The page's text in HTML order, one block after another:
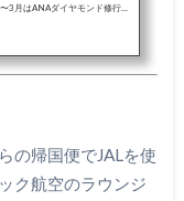
3月はANAダイヤモンド修行と
まくるということをやってし
間国内線FOP２倍キャンペー
の帰国便でJALを使
ク航空のラウンジ